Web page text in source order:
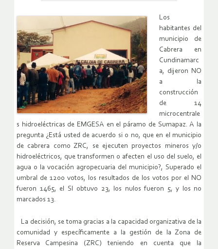
Los
habitantes del
municipio de
Cabrera en
Cundinamarc
a, dijeron NO
a la
construcción
de 14
microcentrale
s hidroeléctricas de EMGESA en el páramo de Sumapaz. A la
pregunta ¿Está usted de acuerdo si o no, que en el municipio
de cabrera como ZRC, se ejecuten proyectos mineros y/o
hidroeléctricos, que transformen o afecten el uso del suelo, el
agua o la vocación agropecuaria del municipio?, Superado el
umbral de 1200 votos, los resultados de los votos por el NO
fueron 1465, el SI obtuvo 23, los nulos fueron 5, y los no
marcados 13.
La decisión, se toma gracias a la capacidad organizativa de la
comunidad y específicamente a la gestión de la Zona de
Reserva Campesina (ZRC) teniendo en cuenta que la